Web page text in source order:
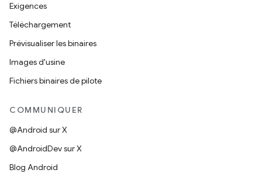
Exigences
Téléchargement
Prévisualiser les binaires
Images d'usine
Fichiers binaires de pilote
COMMUNIQUER
@Android sur X
@AndroidDev sur X
Blog Android